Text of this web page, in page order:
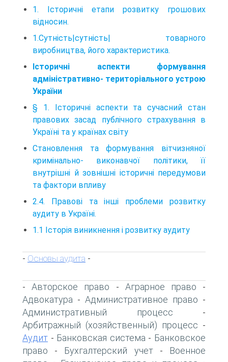
1. Історичні етапи розвитку грошових
відносин.
1.Сутність|сутність| товарного
виробництва, його характеристика.
Історичні аспекти формування
адміністративно- територіального устрою
України
§ 1. Історичні аспекти та сучасний стан
правових засад публічного страхування в
Україні та у країнах світу
Становлення та формування вітчизняної
кримінально- виконавчої політики, її
внутрішні й зовнішні історичні передумови
та фактори впливу
2.4. Правові та інші проблеми розвитку
аудиту в Україні.
1.1 Історія виникнення і розвитку аудиту
- Основы аудита -
-Авторское право - Аграрное право -
Адвокатура - Административное право -
Административный процесс -
Арбитражный (хозяйственный) процесс -
Аудит - Банковская система - Банковское
право - Бухгалтерский учет-
Военное